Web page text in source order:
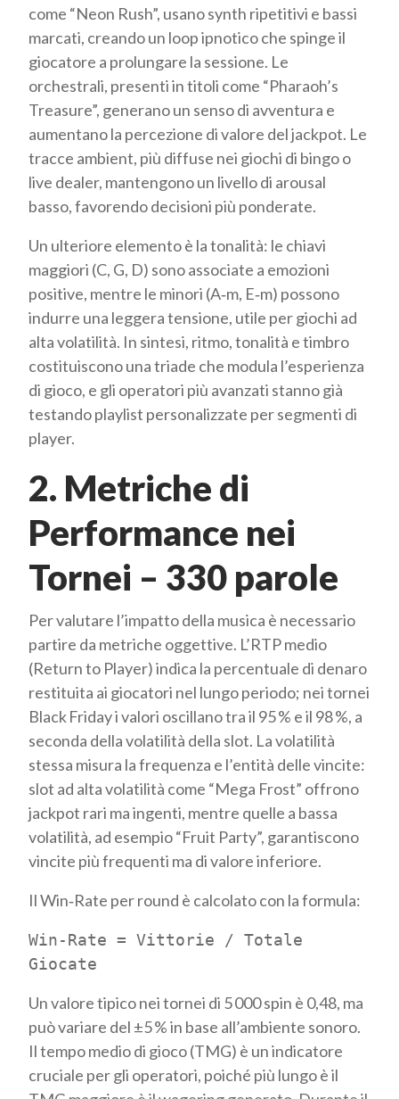
come “Neon Rush”, usano synth ripetitivi e bassi
marcati, creando un loop ipnotico che spinge il
giocatore a prolungare la sessione. Le
orchestrali, presenti in titoli come “Pharaoh’s
Treasure”, generano un senso di avventura e
aumentano la percezione di valore del jackpot. Le
tracce ambient, più diffuse nei giochi di bingo o
live dealer, mantengono un livello di arousal
basso, favorendo decisioni più ponderate.
Un ulteriore elemento è la tonalità: le chiavi
maggiori (C, G, D) sono associate a emozioni
positive, mentre le minori (A‑m, E‑m) possono
indurre una leggera tensione, utile per giochi ad
alta volatilità. In sintesi, ritmo, tonalità e timbro
costituiscono una triade che modula l’esperienza
di gioco, e gli operatori più avanzati stanno già
testando playlist personalizzate per segmenti di
player.
2. Metriche di
Performance nei
Tornei – 330 parole
Per valutare l’impatto della musica è necessario
partire da metriche oggettive. L’RTP medio
(Return to Player) indica la percentuale di denaro
restituita ai giocatori nel lungo periodo; nei tornei
Black Friday i valori oscillano tra il 95 % e il 98 %, a
seconda della volatilità della slot. La volatilità
stessa misura la frequenza e l’entità delle vincite:
slot ad alta volatilità come “Mega Frost” offrono
jackpot rari ma ingenti, mentre quelle a bassa
volatilità, ad esempio “Fruit Party”, garantiscono
vincite più frequenti ma di valore inferiore.
Il Win‑Rate per round è calcolato con la formula:
Win‑Rate = Vittorie / Totale
Giocate
Un valore tipico nei tornei di 5 000 spin è 0,48, ma
può variare del ±5 % in base all’ambiente sonoro.
Il tempo medio di gioco (TMG) è un indicatore
cruciale per gli operatori, poiché più lungo è il